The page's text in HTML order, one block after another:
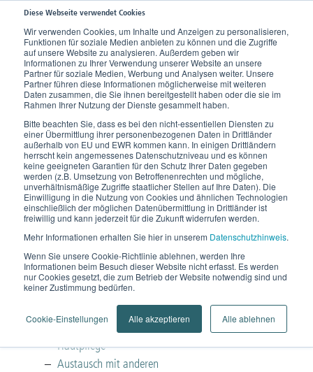
Diese Webseite verwendet Cookies
Wir verwenden Cookies, um Inhalte und Anzeigen zu personalisieren,
Funktionen für soziale Medien anbieten zu können und die Zugriffe
auf unsere Website zu analysieren. Außerdem geben wir
Informationen zu Ihrer Verwendung unserer Website an unsere
Partner für soziale Medien, Werbung und Analysen weiter. Unsere
Partner führen diese Informationen möglicherweise mit weiteren
Daten zusammen, die Sie ihnen bereitgestellt haben oder die sie im
Rahmen Ihrer Nutzung der Dienste gesammelt haben.
Bitte beachten Sie, dass es bei den nicht-essentiellen Diensten zu
einer Übermittlung ihrer personenbezogenen Daten in Drittländer
außerhalb von EU und EWR kommen kann. In einigen Drittländern
herrscht kein angemessenes Datenschutzniveau und es können
keine geeigneten Garantien für den Schutz Ihrer Daten gegeben
werden (z.B. Umsetzung von Betroffenenrechten und mögliche,
unverhältnismäßige Zugriffe staatlicher Stellen auf Ihre Daten). Die
Einwilligung in die Nutzung von Cookies und ähnlichen Technologien
einschließlich der möglichen Datenübermittlung in Drittländer ist
freiwillig und kann jederzeit für die Zukunft widerrufen werden.
Mehr Informationen erhalten Sie hier in unserem Datenschutzhinweis.
Wenn Sie unsere Cookie-Richtlinie ablehnen, werden Ihre
Informationen beim Besuch dieser Website nicht erfasst. Es werden
nur Cookies gesetzt, die zum Betrieb der Website notwendig sind und
keiner Zustimmung bedürfen.
Cookie-Einstellungen Alle akzeptieren Alle ablehnen
Home Wissen Therapie
Komplexe Physikalische Entstauungstherapie
Bestandteile des Selbstmanagements
Selbstmanagement bei Lip-
und Lymphödem
Was bedeutet Selbstmanagement bei Ödemen?
Ziele des Selbstmanagements
Bestandteile des Selbstmanagements
Wissen aneignen
Selbstliebe
Geeignete Kleidung zum Wohlfühlen
Organisierter Tagesablauf
Sport und Bewegung bei Ödemen
Erholungspausen
Selbst helfen
Hautpflege
Austausch mit anderen